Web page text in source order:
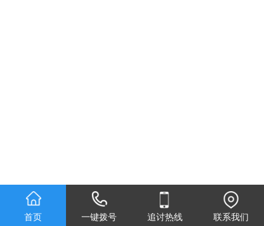
首页 一键拨号 追讨热线 联系我们